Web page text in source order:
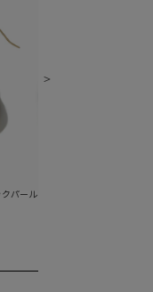
(ホワイト)